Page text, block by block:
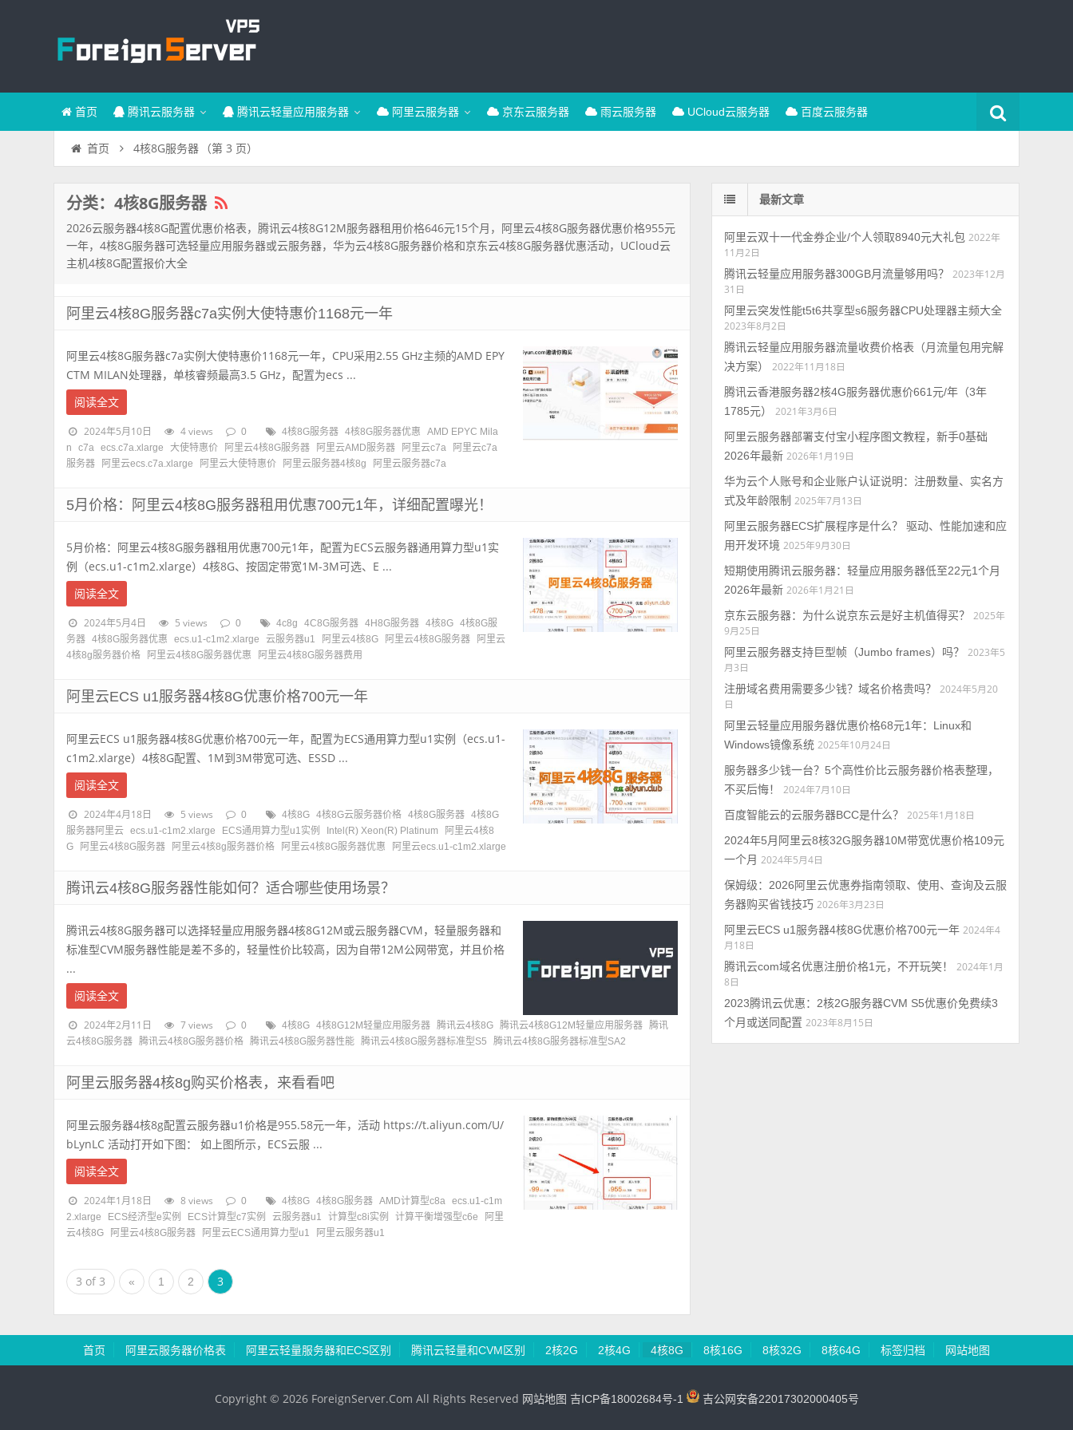
首页 腾讯云服务器 腾讯云轻量应用服务器 阿里云服务器 京东云服务器 雨云服务器 UCloud云服务器 百度云服务器
首页 4核8G服务器 （第 3 页）
分类：4核8G服务器
2026云服务器4核8G配置优惠价格表，腾讯云4核8G12M服务器租用价格646元15个月，阿里云4核8G服务器优惠价格955元
一年，4核8G服务器可选轻量应用服务器或云服务器，华为云4核8G服务器价格和京东云4核8G服务器优惠活动，UCloud云
主机4核8G配置报价大全
阿里云4核8G服务器c7a实例大使特惠价1168元一年
阿里云4核8G服务器c7a实例大使特惠价1168元一年，CPU采用2.55 GHz主频的AMD EPY
CTM MILAN处理器，单核睿频最高3.5 GHz，配置为ecs ...
阅读全文
2024年5月10日 4 views 0 4核8G服务器 4核8G服务器优惠
AMD EPYC Mila
n
c7a ecs.c7a.xlarge 大使特惠价 阿里云4核8G服务器 阿里云AMD服务器 阿里云c7a
阿里云c7a
服务器
阿里云ecs.c7a.xlarge 阿里云大使特惠价 阿里云服务器4核8g 阿里云服务器c7a
5月价格：阿里云4核8G服务器租用优惠700元1年，详细配置曝光！
5月价格：阿里云4核8G服务器租用优惠700元1年，配置为ECS云服务器通用算力型u1实
例（ecs.u1-c1m2.xlarge）4核8G、按固定带宽1M-3M可选、E ...
阅读全文
2024年5月4日 5 views 0 4c8g 4C8G服务器 4H8G服务器 4核8G 4核8G服
务器 4核8G服务器优惠 ecs.u1-c1m2.xlarge 云服务器u1 阿里云4核8G 阿里云4核8G服务器
阿里云
4核8g服务器价格
阿里云4核8G服务器优惠 阿里云4核8G服务器费用
阿里云ECS u1服务器4核8G优惠价格700元一年
阿里云ECS u1服务器4核8G优惠价格700元一年，配置为ECS通用算力型u1实例（ecs.u1-
c1m2.xlarge）4核8G配置、1M到3M带宽可选、ESSD ...
阅读全文
2024年4月18日 5 views 0 4核8G 4核8G云服务器价格 4核8G服务器 4核8G
服务器阿里云 ecs.u1-c1m2.xlarge ECS通用算力型u1实例 Intel(R) Xeon(R) Platinum
阿里云4核8
G
阿里云4核8G服务器 阿里云4核8g服务器价格 阿里云4核8G服务器优惠 阿里云ecs.u1-c1m2.xlarge
腾讯云4核8G服务器性能如何？适合哪些使用场景？
腾讯云4核8G服务器可以选择轻量应用服务器4核8G12M或云服务器CVM，轻量服务器和
标准型CVM服务器性能是差不多的，轻量性价比较高，因为自带12M公网带宽，并且价格
...
阅读全文
2024年2月11日 7 views 0 4核8G 4核8G12M轻量应用服务器 腾讯云4核8G 腾讯云4核8G12M轻量应用服务器 腾讯
云4核8G服务器 腾讯云4核8G服务器价格 腾讯云4核8G服务器性能 腾讯云4核8G服务器标准型S5 腾讯云4核8G服务器标准型SA2
阿里云服务器4核8g购买价格表，来看看吧
阿里云服务器4核8g配置云服务器u1价格是955.58元一年，活动 https://t.aliyun.com/U/
bLynLC 活动打开如下图： 如上图所示，ECS云服 ...
阅读全文
2024年1月18日 8 views 0 4核8G 4核8G服务器 AMD计算型c8a ecs.u1-c1m
2.xlarge
ECS经济型e实例 ECS计算型c7实例 云服务器u1 计算型c8i实例 计算平衡增强型c6e
阿里
云4核8G
阿里云4核8G服务器 阿里云ECS通用算力型u1 阿里云服务器u1
3 of 3 « 1 2 3
最新文章
阿里云双十一代金券企业/个人领取8940元大礼包 2022年
11月2日
腾讯云轻量应用服务器300GB月流量够用吗？
2023年12月
31日
阿里云突发性能t5t6共享型s6服务器CPU处理器主频大全
2023年8月2日
腾讯云轻量应用服务器流量收费价格表（月流量包用完解
决方案）
2022年11月18日
腾讯云香港服务器2核4G服务器优惠价661元/年（3年
1785元）
2021年3月6日
阿里云服务器部署支付宝小程序图文教程，新手0基础
2026年最新 2026年1月19日
华为云个人账号和企业账户认证说明：注册数量、实名方
式及年龄限制 2025年7月13日
阿里云服务器ECS扩展程序是什么？ 驱动、性能加速和应
用开发环境 2025年9月30日
短期使用腾讯云服务器：轻量应用服务器低至22元1个月
2026年最新 2026年1月21日
京东云服务器：为什么说京东云是好主机值得买？
2025年
9月25日
阿里云服务器支持巨型帧（Jumbo frames）吗？
2023年5
月3日
注册域名费用需要多少钱？域名价格贵吗？
2024年5月20
日
阿里云轻量应用服务器优惠价格68元1年：Linux和
Windows镜像系统 2025年10月24日
服务器多少钱一台？5个高性价比云服务器价格表整理，
不买后悔！
2024年7月10日
百度智能云的云服务器BCC是什么？
2025年1月18日
2024年5月阿里云8核32G服务器10M带宽优惠价格109元
一个月 2024年5月4日
保姆级：2026阿里云优惠券指南领取、使用、查询及云服
务器购买省钱技巧 2026年3月23日
阿里云ECS u1服务器4核8G优惠价格700元一年 2024年4
月18日
腾讯云com域名优惠注册价格1元，不开玩笑！
2024年1月
8日
2023腾讯云优惠：2核2G服务器CVM S5优惠价免费续3
个月或送同配置 2023年8月15日
首页 阿里云服务器价格表 阿里云轻量服务器和ECS区别 腾讯云轻量和CVM区别 2核2G 2核4G 4核8G 8核16G 8核32G 8核64G 标签归档 网站地图
Copyright © 2026 ForeignServer.Com All Rights Reserved 网站地图 吉ICP备18002684号-1 吉公网安备22017302000405号